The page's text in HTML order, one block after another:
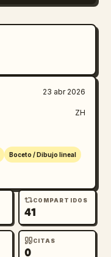
23 abr 2026
ZH
Boceto / Dibujo lineal
COMPARTIDOS
41
CITAS
0